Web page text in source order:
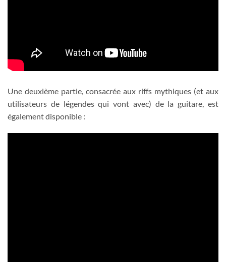
Une deuxième partie, consacrée aux riffs mythiques (et aux
utilisateurs de légendes qui vont avec) de la guitare, est
également disponible :